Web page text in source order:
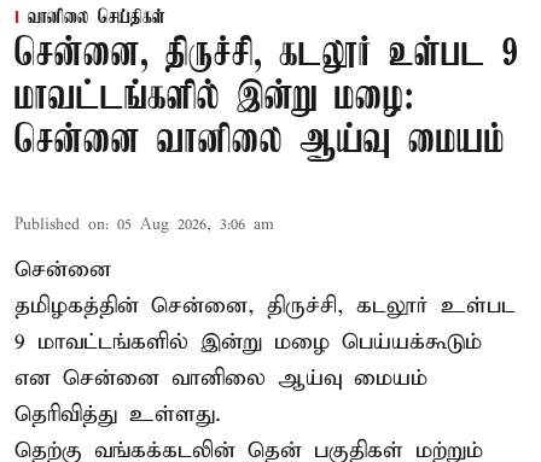
வானிலை செய்திகள்
சென்னை, திருச்சி, கடலூர் உள்பட 9
மாவட்டங்களில் இன்று மழை:
சென்னை வானிலை ஆய்வு மையம்
Published on: 05 Aug 2026, 3:06 am
சென்னை
தமிழகத்தின் சென்னை, திருச்சி, கடலூர் உள்பட
9 மாவட்டங்களில் இன்று மழை பெய்யக்கூடும்
என சென்னை வானிலை ஆய்வு மையம்
தெரிவித்து உள்ளது.
தெற்கு வங்கக்கடலின் தென் பகுதிகள் மற்றும்